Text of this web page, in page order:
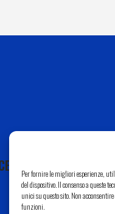
Per fornire le migliori esperienze,
del dispositivo. Il consenso a queste
unici su questo sito. Non
funzioni.